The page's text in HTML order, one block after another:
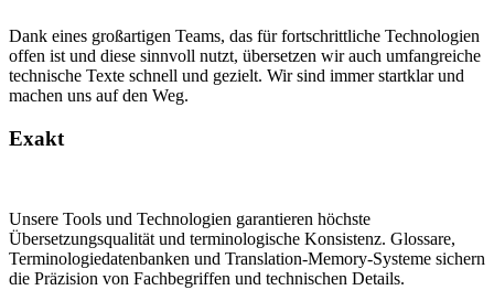
Dank eines großartigen Teams, das für fortschrittliche Technologien
offen ist und diese sinnvoll nutzt, übersetzen wir auch umfangreiche
technische Texte schnell und gezielt. Wir sind immer startklar und
machen uns auf den Weg.
Exakt
Unsere Tools und Technologien garantieren höchste
Übersetzungsqualität und terminologische Konsistenz. Glossare,
Terminologiedatenbanken und Translation-Memory-Systeme sichern
die Präzision von Fachbegriffen und technischen Details.